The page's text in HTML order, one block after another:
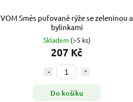
VOM Směs pufované rýže se zeleninou a
bylinkami
Skladem (>5 ks)
207 Kč
Do košíku